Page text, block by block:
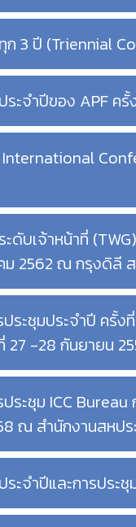
ก 3 ปี (Triennial
ระจำปีของ APF ค
International
ะดับเจ้าหน้าที่
ม 2562 ณ กรุงดิลี
ระชุมประจำปี ครั้ง
27 -28 กันยายน
ระชุม ICC Bureau
ณ สำนักงานสหปร
ระจำปีและการปร